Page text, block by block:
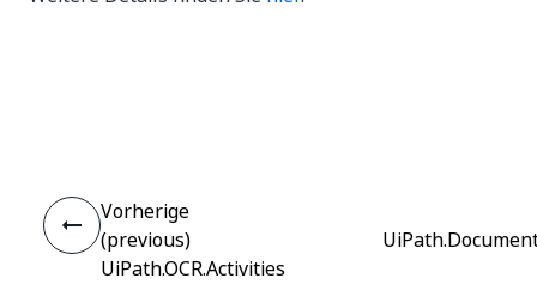
Vorherige
(previous)
UiPath.OCR.Activities